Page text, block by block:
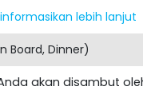
lebih lanjut
Board, Dinner)
akan disambut